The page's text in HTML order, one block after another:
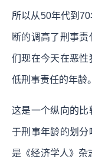
所以从50年代到
断的调高了刑事
们现在今天在恶
低刑事责任的年龄
这是一个纵向的
于刑事年龄的划分
是《经济学人》杂